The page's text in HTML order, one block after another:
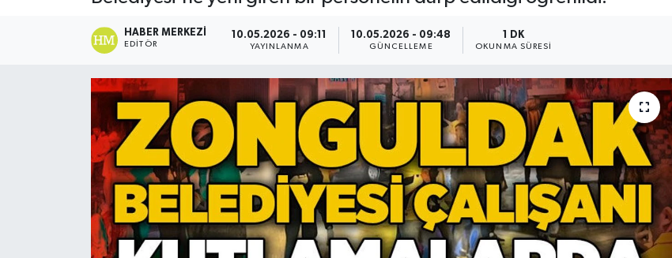
HABER MERKEZI
EDITÖR
10.05.2026 - 09:11
YAYINLANMA
10.05.2026 - 09:48
GÜNCELLEME
1 DK
OKUNMA SÜRESI
BİLİM VE TEKNOLOJİ